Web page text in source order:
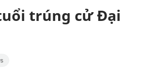
trúng cử Đại